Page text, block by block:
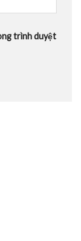
trình duyệt